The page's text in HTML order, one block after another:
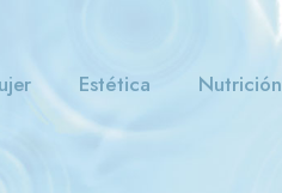
Estética Nutrición